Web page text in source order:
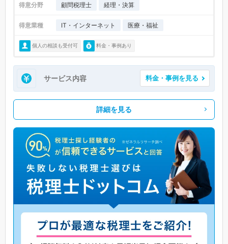
得意分野 顧問税理士 経理・決算
得意業種 IT・インターネット 医療・福祉
個人の相談も受付可 料金・事例あり
サービス内容 料金・事例を見る
詳細を見る